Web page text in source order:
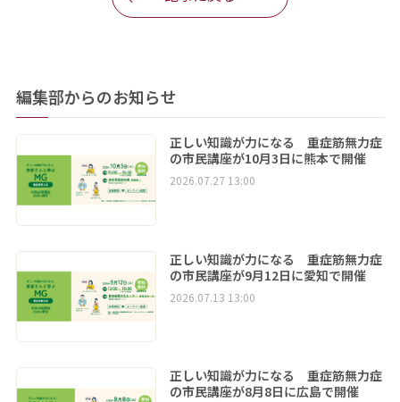
編集部からのお知らせ
正しい知識が力になる 重症筋無力症
の市民講座が10月3日に熊本で開催
2026.07.27 13:00
正しい知識が力になる 重症筋無力症
の市民講座が9月12日に愛知で開催
2026.07.13 13:00
正しい知識が力になる 重症筋無力症
の市民講座が8月8日に広島で開催